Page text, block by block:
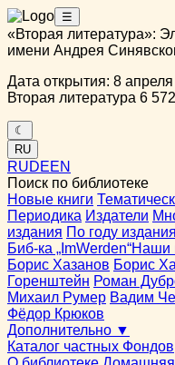
☰
«Вторая литература»:
имени Андрея
Дата открытия: 8
Вторая литература 6
☾
RU
RUDEEN
Поиск по библиотеке
Новые книги
Периодика Издатели
издания По году издания
Биб-ка „ImWerden“Наши
Борис Хазанов Борис
Горенштейн Роман
Михаил Румер Вадим
Фёдор Крюков
Дополнительно ▼
Каталог частных Фондов